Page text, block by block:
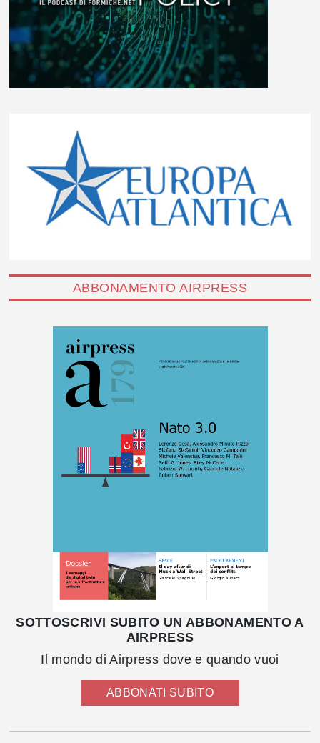
ABBONAMENTO AIRPRESS
SOTTOSCRIVI SUBITO UN ABBONAMENTO A
AIRPRESS
Il mondo di Airpress dove e quando vuoi
ABBONATI SUBITO